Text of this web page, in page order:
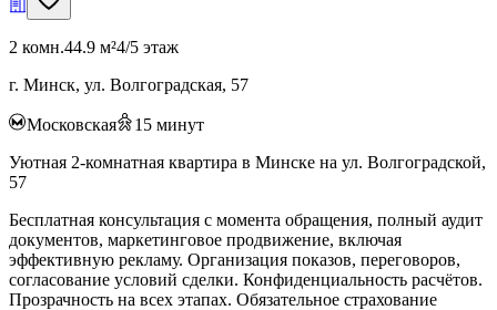
2 комн.44.9 м²4/5 этаж
г. Минск, ул. Волгоградская, 57
Московская 15 минут
Уютная 2-комнатная квартира в Минске на ул. Волгоградской,
57
Бесплатная консультация с момента обращения, полный аудит
документов, маркетинговое продвижение, включая
эффективную рекламу. Организация показов, переговоров,
согласование условий сделки. Конфиденциальность расчётов.
Прозрачность на всех этапах. Обязательное страхование